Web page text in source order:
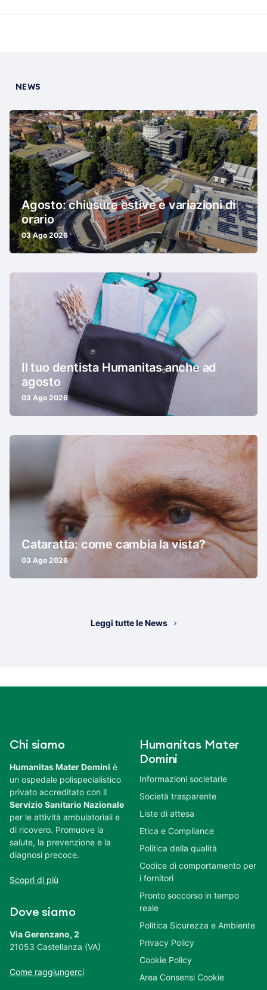
NEWS
Agosto: chiusure estive e variazioni di
orario
03 Ago 2026
Il tuo dentista Humanitas anche ad
agosto
03 Ago 2026
Cataratta: come cambia la vista?
03 Ago 2026
Leggi tutte le News
Chi siamo
Humanitas Mater Domini è
un ospedale polispecialistico
privato accreditato con il
Servizio Sanitario Nazionale
per le attività ambulatoriali e
di ricovero. Promuove la
salute, la prevenzione e la
diagnosi precoce.
Scopri di più
Dove siamo
Via Gerenzano, 2
21053 Castellanza (VA)
Come raggiungerci
Humanitas Mater
Domini
Informazioni societarie
Società trasparente
Liste di attesa
Etica e Compliance
Politica della qualità
Codice di comportamento per
i fornitori
Pronto soccorso in tempo
reale
Politica Sicurezza e Ambiente
Privacy Policy
Cookie Policy
Area Consensi Cookie